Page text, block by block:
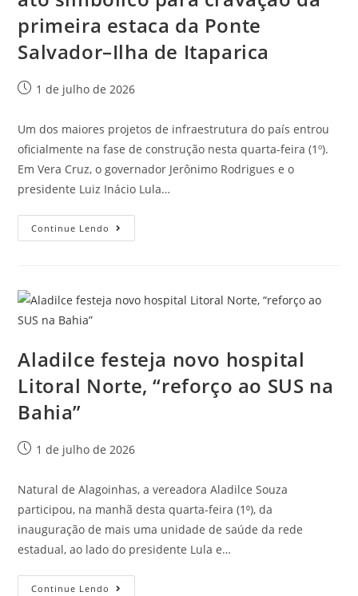
primeira estaca da Ponte
Salvador–Ilha de Itaparica
1 de julho de 2026
Um dos maiores projetos de infraestrutura do país entrou
oficialmente na fase de construção nesta quarta-feira (1º).
Em Vera Cruz, o governador Jerônimo Rodrigues e o
presidente Luiz Inácio Lula…
Continue Lendo
Aladilce festeja novo hospital
Litoral Norte, “reforço ao SUS na
Bahia”
1 de julho de 2026
Natural de Alagoinhas, a vereadora Aladilce Souza
participou, na manhã desta quarta-feira (1⁰), da
inauguração de mais uma unidade de saúde da rede
estadual, ao lado do presidente Lula e…
Continue Lendo